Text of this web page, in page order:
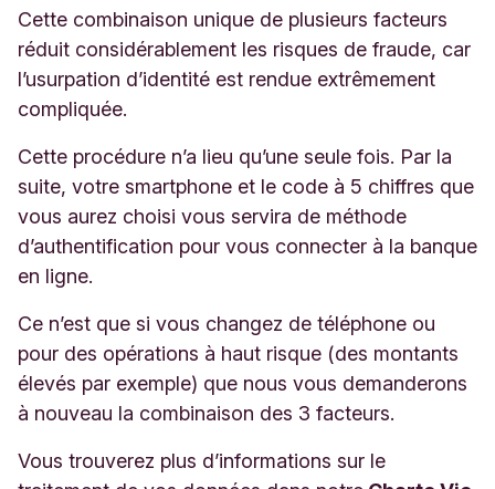
Cette combinaison unique de plusieurs facteurs
réduit considérablement les risques de fraude, car
l’usurpation d’identité est rendue extrêmement
compliquée.
Cette procédure n’a lieu qu’une seule fois. Par la
suite, votre smartphone et le code à 5 chiffres que
vous aurez choisi vous servira de méthode
d’authentification pour vous connecter à la banque
en ligne.
Ce n’est que si vous changez de téléphone ou
pour des opérations à haut risque (des montants
élevés par exemple) que nous vous demanderons
à nouveau la combinaison des 3 facteurs.
Vous trouverez plus d’informations sur le